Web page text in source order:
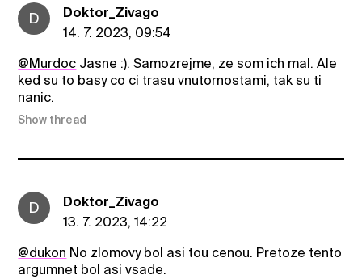
D
Doktor_Zivago
14. 7. 2023, 09:54
@Murdoc Jasne :). Samozrejme, ze som ich mal. Ale
ked su to basy co ci trasu vnutornostami, tak su ti
nanic.
Show thread
D
Doktor_Zivago
13. 7. 2023, 14:22
@dukon No zlomovy bol asi tou cenou. Pretoze tento
argumnet bol asi vsade.